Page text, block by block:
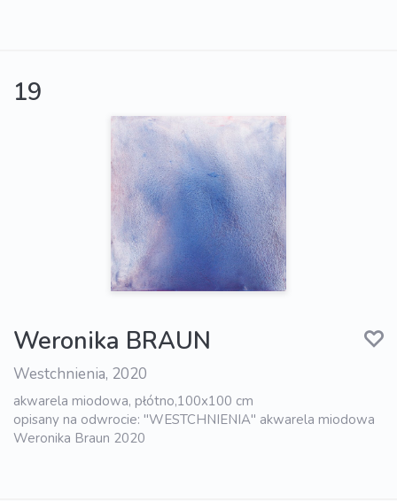
19
Weronika BRAUN
Westchnienia, 2020
akwarela miodowa, płótno,100x100 cm
opisany na odwrocie: "WESTCHNIENIA" akwarela miodowa
Weronika Braun 2020